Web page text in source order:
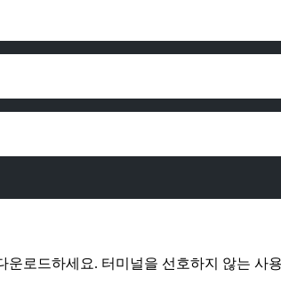
운로드하세요. 터미널을 선호하지 않는 사